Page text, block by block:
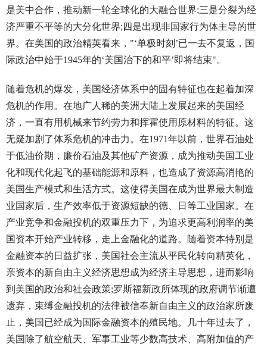
是美中合作，推动新一轮全球化的大融合世界;三是分裂为经
济严重不平等的大分化世界;四是出现非国家行为体主导的世
界。在美国的政治精英看来，"‘单极时刻’已一去不复返，国
际政治中始于1945年的‘美国治下的和平’即将结束"。
随着危机的爆发，美国经济体系中的固有特征也在起着加深
危机的作用。在地广人稀的美洲大陆上发展起来的美国经
济，一直有用机械来节约劳力和挥霍使用原材料的特征。这
无疑加剧了体系危机的冲击力。在1971年以前，世界石油处
于低油价期，廉价石油及其他矿产资源，成为推动美国工业
化和现代化起飞的基础能源和原料，也造成了资源高消艳的
美国生产模式和生活方式。这使得美国在成为世界最大制造
业国家后，生产效率低于资源短缺的德、日等工业国家。在
产业竞争和金融投机的双重压力下，为追求更高利润率的美
国资本开始产业转移，走上金融化的道路。随着资本特别是
金融资本的日益扩张，美国社会主流从平民化转向精英化，
亲资本的新自由主义经济思想成为经济主导思想，进而影响
到美国的政治和社会政策;罗斯福新政所体现的政府调节渐遭
遗弃，束缚金融投机的法律被信奉新自由主义的政治家所废
止，美国已经成为国际金融资本的殖民地。几十年过去了，
美国除了航空航天、军事工业等少数高技术、高附加值的产